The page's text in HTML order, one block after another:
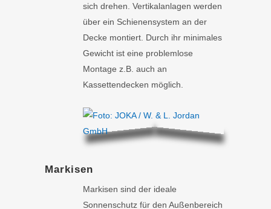
sich drehen. Vertikalanlagen werden
über ein Schienensystem an der
Decke montiert. Durch ihr minimales
Gewicht ist eine problemlose
Montage z.B. auch an
Kassettendecken möglich.
Markisen
Markisen sind der ideale
Sonnenschutz für den Außenbereich